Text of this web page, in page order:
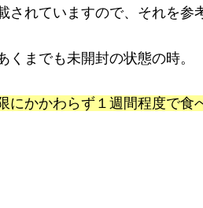
れていますので、それを参
までも未開封の状態の時。
かかわらず１週間程度で食